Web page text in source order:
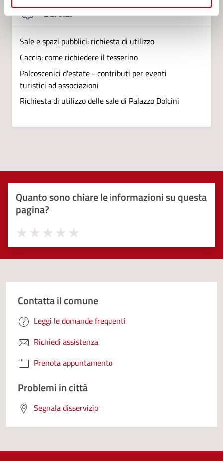
Servizi
Sale e spazi pubblici: richiesta di utilizzo
Caccia: come richiedere il tesserino
Palcoscenici d'estate - contributi per eventi
turistici ad associazioni
Richiesta di utilizzo delle sale di Palazzo Dolcini
Quanto sono chiare le informazioni su questa
pagina?
Valuta 5 stelle su 5
Valuta 4 stelle su 5
Valuta 3 stelle su 5
Valuta 2 stelle su 5
Valuta 1 stelle su 5
Contatta il comune
Leggi le domande frequenti
Richiedi assistenza
Prenota appuntamento
Problemi in città
Segnala disservizio